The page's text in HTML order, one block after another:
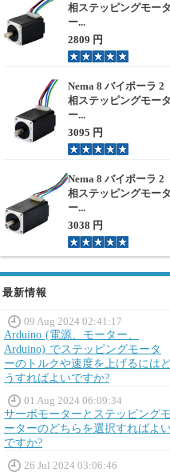
相ステッピングモータ
ー...
2809 円
Nema 8 バイポーラ 2
相ステッピングモータ
ー...
3095 円
Nema 8 バイポーラ 2
相ステッピングモータ
ー...
3038 円
最新情報
09 Aug 2024 02:41:17
Arduino (電源、モーター、
Arduino) でステッピングモータ
ーのトルクや速度を上げるには
うすればよいですか?
01 Aug 2024 06:09:34
サーボモーターとステッピングモ
ーターのどちらを選択すればよ
ですか?
26 Jul 2024 03:06:46